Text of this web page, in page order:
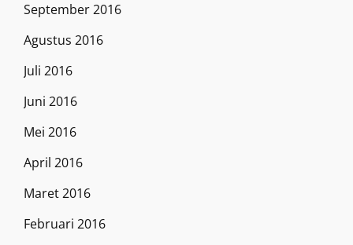
September 2016
Agustus 2016
Juli 2016
Juni 2016
Mei 2016
April 2016
Maret 2016
Februari 2016